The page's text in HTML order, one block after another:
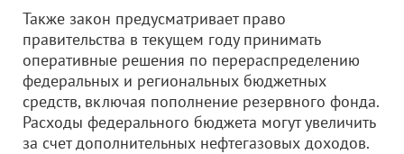
Также закон предусматривает право
правительства в текущем году принимать
оперативные решения по перераспределению
федеральных и региональных бюджетных
средств, включая пополнение резервного фонда.
Расходы федерального бюджета могут увеличить
за счет дополнительных нефтегазовых доходов.